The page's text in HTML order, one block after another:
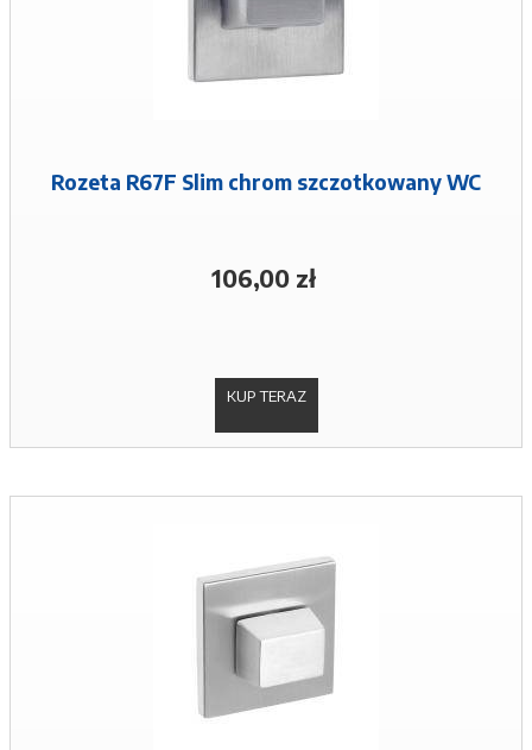
Rozeta R67F Slim chrom szczotkowany WC
106,00 zł
KUP TERAZ